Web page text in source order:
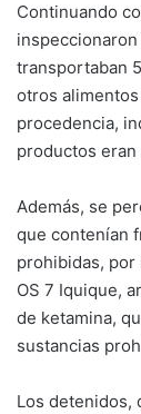
Continuando
transportaban
otros
procedencia,
productos
Además, se
que contenían
prohibidas,
OS 7 Iquique,
de ketamina,
sustancias
Los detenidos,